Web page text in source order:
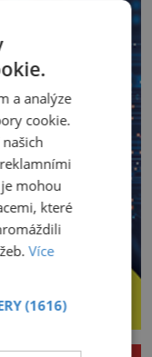
a analýze
cookie.
mohou
které
Více
(1616)